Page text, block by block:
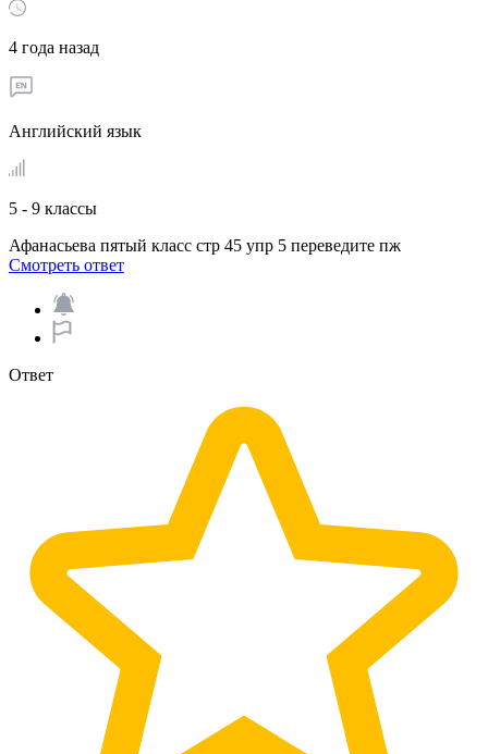
4 года назад
Английский язык
5 - 9 классы
Афанасьева пятый класс стр 45 упр 5 переведите пж
Смотреть ответ
Ответ